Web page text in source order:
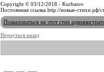
Copyright © 03/12/2018 - Kurbatov
Постоянная ссылка http://новые-стихи.рф/
Пожаловаться на этот стих
Вернуться назад